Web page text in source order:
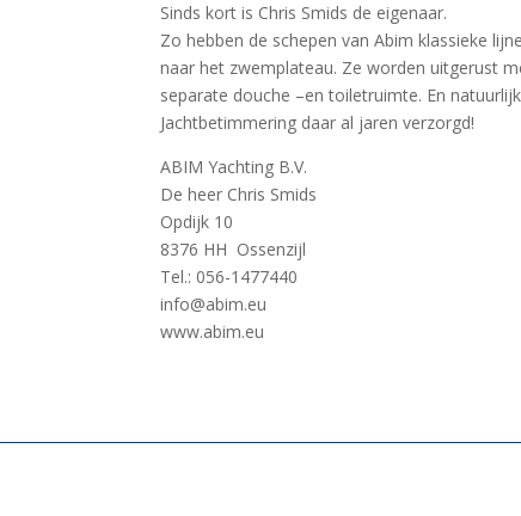
Sinds kort is Chris Smids de eigenaar.
Zo hebben de schepen van Abim klassieke
naar het zwemplateau. Ze worden uitgerust
separate douche –en toiletruimte. En
Jachtbetimmering daar al jaren verzorgd!
ABIM Yachting B.V.
De heer Chris Smids
Opdijk 10
8376 HH Ossenzijl
Tel.: 056-1477440
info@abim.eu
www.abim.eu